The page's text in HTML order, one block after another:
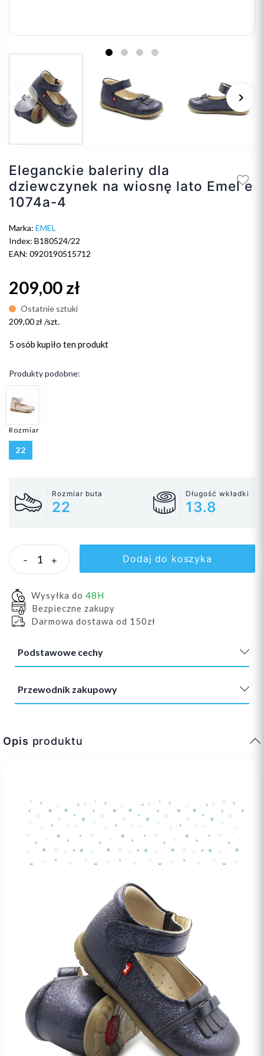
Poprzedni
keyboard_arrow_left keyboard_arrow_right
Eleganckie baleriny dla
dziewczynek na wiosnę lato Emel e
1074a-4
Marka: EMEL
Index: B180524/22
EAN: 0920190515712
209,00 zł
Ostatnie sztuki
209,00 zł /szt.
5 osób kupiło ten produkt
Produkty podobne:
Rozmiar
22
Rozmiar buta
22
Długość wkładki
13.8
- + Dodaj do koszyka
Wysyłka do 48H
Bezpieczne zakupy
Darmowa dostawa od 150zł
Podstawowe cechy
Przewodnik zakupowy
Opis produktu